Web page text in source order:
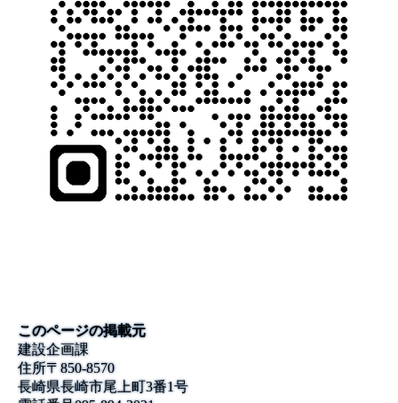
このページの掲載元
建設企画課
住所〒850-8570
長崎県長崎市尾上町3番1号